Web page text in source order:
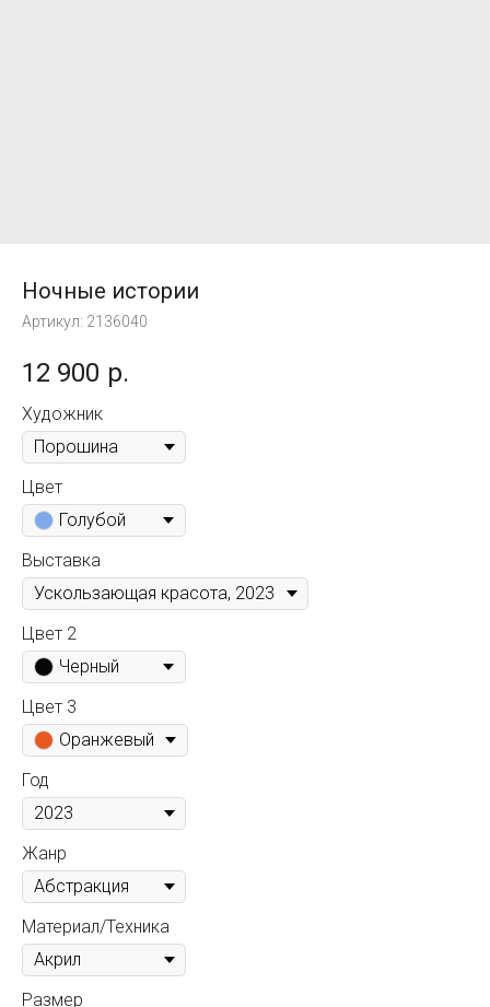
Ночные истории
Артикул: 2136040
12 900 р.
Художник
Цвет
Голубой
Выставка
Цвет 2
Черный
Цвет 3
Оранжевый
Год
Жанр
Материал/Техника
Размер